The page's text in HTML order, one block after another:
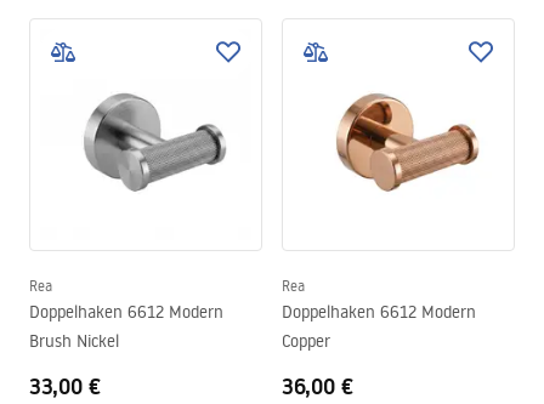
Rea
Doppelhaken 6612 Modern
Brush Nickel
33,00 €
Rea
Doppelhaken 6612 Modern
Copper
36,00 €